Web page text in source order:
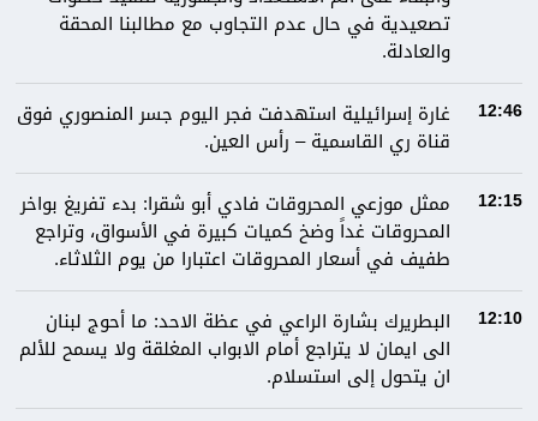
تصعيدية في حال عدم التجاوب مع مطالبنا المحقة
والعادلة.
12:46
غارة إسرائيلية استهدفت فجر اليوم جسر المنصوري فوق
قناة ري القاسمية – رأس العين.
12:15
ممثل موزعي المحروقات فادي أبو شقرا: بدء تفريغ بواخر
المحروقات غداً وضخ كميات كبيرة في الأسواق، وتراجع
طفيف في أسعار المحروقات اعتبارا من يوم الثلاثاء.
12:10
البطريرك بشارة الراعي في عظة الاحد: ما أحوج لبنان
الى ايمان لا يتراجع أمام الابواب المغلقة ولا يسمح للألم
ان يتحول إلى استسلام.